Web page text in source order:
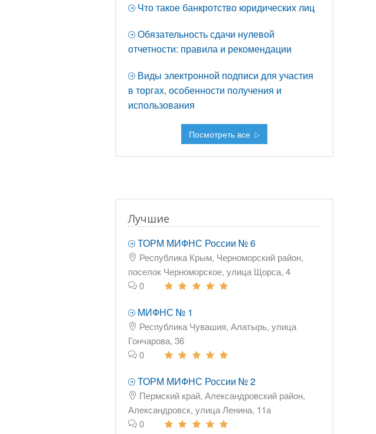
Что такое банкротство юридических лиц
Обязательность сдачи нулевой
отчетности: правила и рекомендации
Виды электронной подписи для участия
в торгах, особенности получения и
использования
Посмотреть все
Лучшие
ТОРМ МИФНС России № 6
Республика Крым, Черноморский район,
поселок Черноморское, улица Щорса, 4
0
МИФНС № 1
Республика Чувашия, Алатырь, улица
Гончарова, 36
0
ТОРМ МИФНС России № 2
Пермский край, Александровский район,
Александровск, улица Ленина, 11а
0